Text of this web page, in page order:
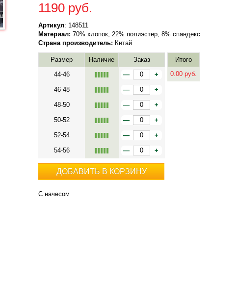
1190 руб.
Артикул: 148511
Материал: 70% хлопок, 22% полиэстер, 8% спандекс
Страна производитель: Китай
Размер Наличие
Заказ
44-46
— +
46-48 — +
48-50 — +
50-52 — +
52-54 — +
54-56 — +
Итого
0.00 руб.
ДОБАВИТЬ В КОРЗИНУ
С начесом